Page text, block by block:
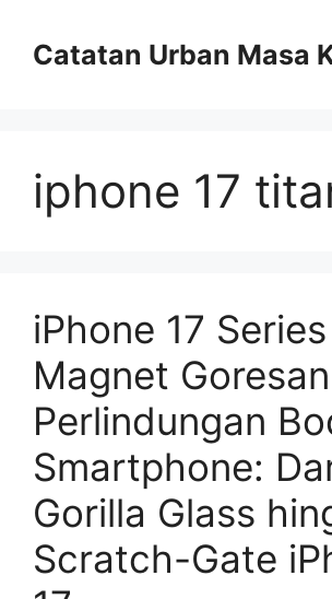
contentCatatan Urban Masa
iphone 17
iPhone 17 Series
Magnet
Perlindungan
Smartphone:
Gorilla Glass
Scratch-Gate